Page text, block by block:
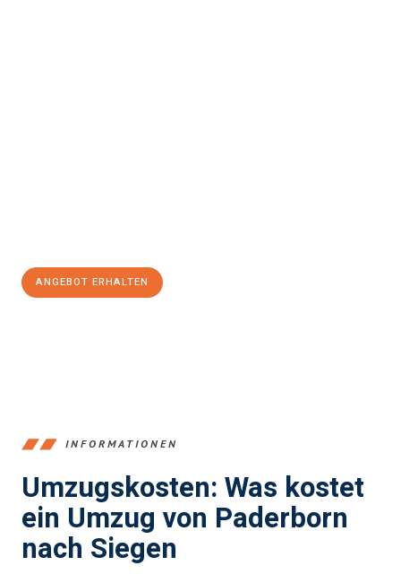
ANGEBOT ERHALTEN
INFORMATIONEN
Umzugskosten: Was kostet
ein Umzug von Paderborn
nach Siegen